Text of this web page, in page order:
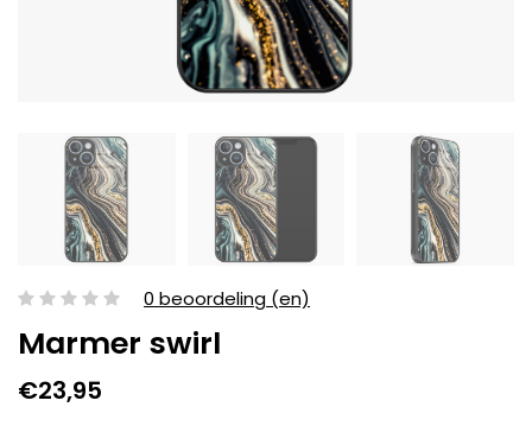
0 beoordeling (en)
Marmer swirl
€23,95